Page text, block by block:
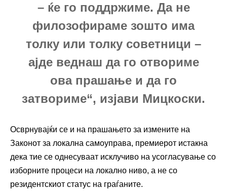
– ќе го поддржиме. Да не
филозофираме зошто има
толку или толку советници –
ајде веднаш да го отвориме
ова прашање и да го
затвориме“, изјави Мицкоски.
Осврнувајќи се и на прашањето за измените на
Законот за локална самоуправа, премиерот истакна
дека тие се однесуваат исклучиво на усогласување со
изборните процеси на локално ниво, а не со
резидентскиот статус на граѓаните.